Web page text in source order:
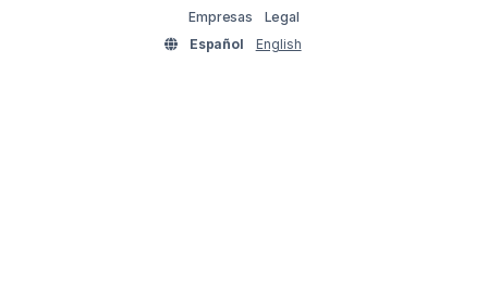
Empresas
Legal
Español
English